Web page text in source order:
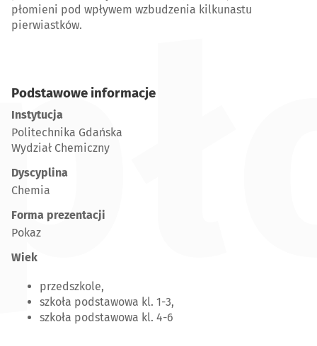
płomieni pod wpływem wzbudzenia kilkunastu
pierwiastków.
Podstawowe informacje
Instytucja
Politechnika Gdańska
Wydział Chemiczny
Dyscyplina
Chemia
Forma prezentacji
Pokaz
Wiek
przedszkole,
szkoła podstawowa kl. 1-3,
szkoła podstawowa kl. 4-6